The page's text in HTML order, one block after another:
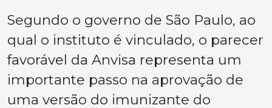
Segundo o governo de São Paulo, ao
qual o instituto é vinculado, o parecer
favorável da Anvisa representa um
importante passo na aprovação de
uma versão do imunizante do